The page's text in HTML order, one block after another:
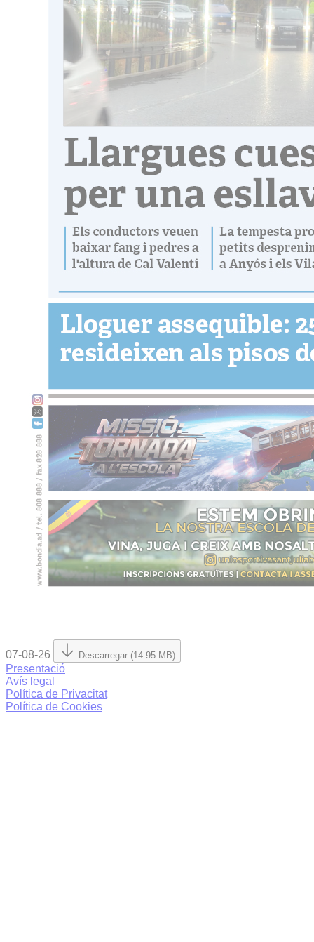
07-08-26 Descarregar (14.95 MB)
Presentació
Avís legal
Política de Privacitat
Política de Cookies